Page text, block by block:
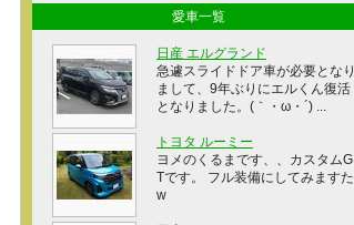
愛車一覧
日産 エルグランド
急遽スライドドア車が必要となり
まして、9年ぶりにエルくん復活
となりました。(｀・ω・´) ...
トヨタ ルーミー
ヨメのくるまです、、カスタムG
Tです。 フル装備にしてみますた
w